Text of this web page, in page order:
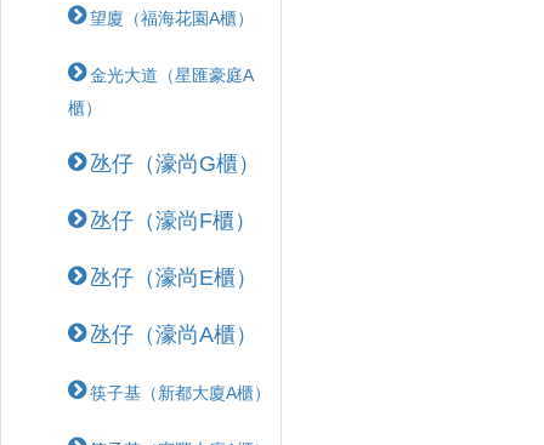
望廈（福海花園A櫃）
金光大道（星匯豪庭A
櫃）
氹仔（濠尚G櫃）
氹仔（濠尚F櫃）
氹仔（濠尚E櫃）
氹仔（濠尚A櫃）
筷子基（新都大廈A櫃）